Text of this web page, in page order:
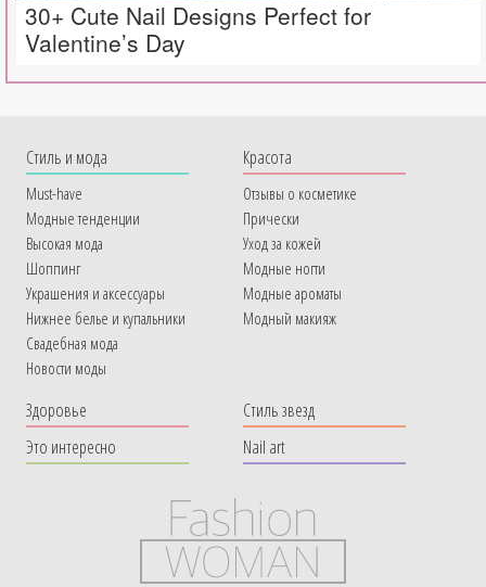
30+ Cute Nail Designs Perfect for
Valentine’s Day
Cтиль и мода
Must-have
Модные тенденции
Высокая мода
Шоппинг
Украшения и аксессуары
Нижнее белье и купальники
Свадебная мода
Новости моды
Красота
Отзывы о косметике
Прически
Уход за кожей
Модные ногти
Модные ароматы
Модный макияж
Здоровье
Это интересно
Стиль звезд
Nail art